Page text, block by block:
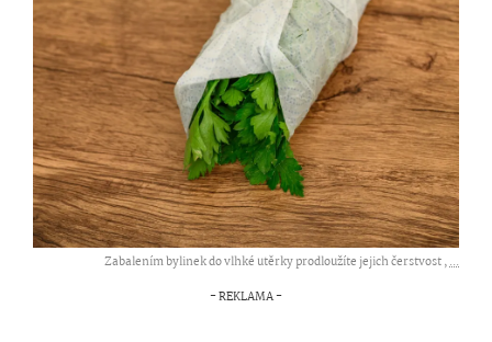
Zabalením bylinek do vlhké utěrky prodloužíte jejich čerstvost ,...